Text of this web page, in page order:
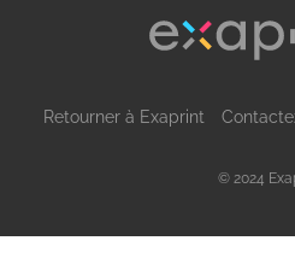
Retourner à Exaprint
© 2024